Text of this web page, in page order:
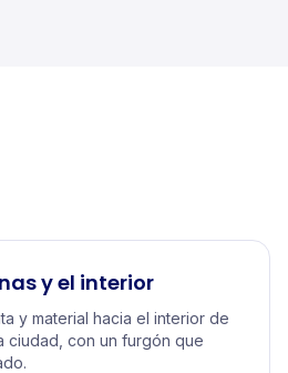
y el interior
y material hacia el interior de
ciudad, con un furgón que